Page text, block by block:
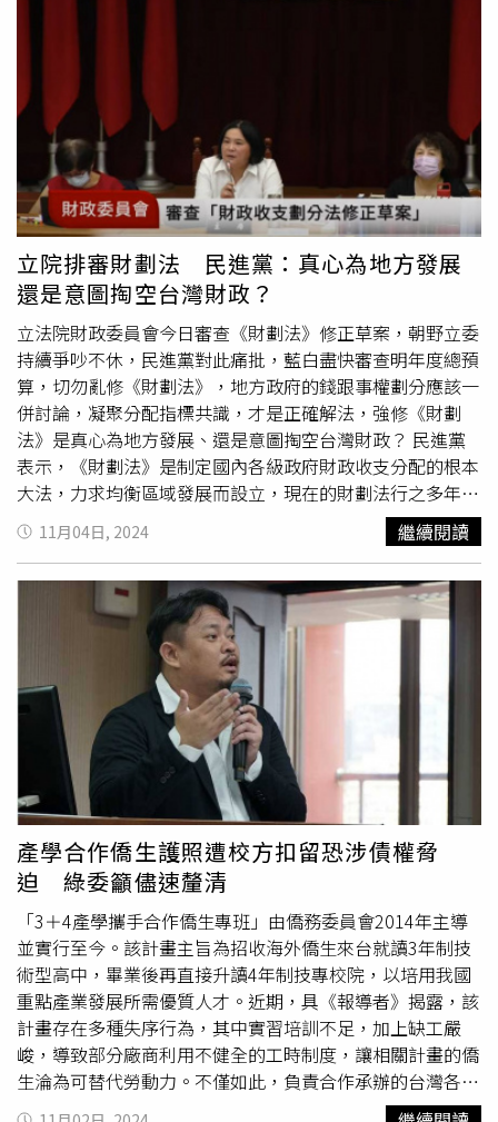
象。例如，新竹市因修法增加了約200多億元預算，與之相
比，台南市僅增加163億元，反映出極大的不公平；新竹縣
市人口約104萬人，但預算增加高達389億元。從東西分配
來看，花蓮縣新增預算161億元，而花蓮的人口、產業結構
與賦稅貢獻度，與台南市相比也顯得格外失衡，對南部民眾
造成極大的相對剝奪感。 澎湖縣長陳光復說，「法律可以
修，但不能越修越惡」，澎湖沒有高速公路、高鐵或火車，
卻擁有67個碼頭與8000平方公里的海域。然而在事權增加
的情況下，澎湖的資源分配竟然少於金門與馬祖，明顯不
公。儘管《財劃法》25年以來未曾修正，澎湖縣政府也支持
修法的必要性，但修法應朝向進步、合理、充分討論的方向
進行，而非草率通過，造成更多不公平的現象。嘉義縣長翁
章梁指出，財政收支劃分法的修法應先釐清事權，再討論財
政分配。此次修法卻本末倒置，先分錢再談事，可能引發中
央與地方權責轉移後的執行困難，影響地方公共服務的穩定
性。他認為，現行分配公式中，營利事業營業額與人口指標
合計占75%，符合人口向北部集中的結構現實，卻忽視均衡
發展目標，反而加劇重北輕南與城鄉差距，尤其在未考慮老
年與身障人口負擔比率的情況下，對高齡與弱勢人口比例高
的縣市如嘉義尤為不公。屏東縣長周春米批評，此次財政劃
分法的計算公式缺乏充分檢討，分配標準顯失公平，對人口
多、工商業發達的北部縣市更加有利，而對土地面積的考量
比例僅佔10%，嚴重忽視南部與偏鄉地區的需求。屏東縣在
此次修法中的增幅表現全國非六都縣市倒數第一，平均每人
所得分配更是倒數第二，對急於追趕發展的屏東縣造成重大
打擊，要求中央與立法機構正視屏東縣的權益與需求。
過的《憲訴法》，以立法凌駕司法，用不合理的門檻，實質
架空憲法法庭的運作，侵害司法獨立，更封殺人民最後保障
和救濟的一絲生機。而《財劃法》不是數字和公式的算計，
是真真切切影響到我們每一個人的生計。他指出，在民進黨
執政後，中央不分顏色，透過統籌稅款及補助款等財源挹注
地方，自103年度的5,486億，大幅成長到114年度達1兆151
億元。地方政府的財政狀況也明顯好轉，像是112年度的收
支賸餘達到648億元，我們從未反對修財劃法，只要求中
央、地方一起參與，讓討論更多元、讓政策更完善。賴清德
指出，立法院修正通過的《財劃法》，中央政府會少數千億
的收入，「那未來，育兒津貼誰來發？私立大學學費補助誰
來補？跨縣市的治水誰來做？跨縣市的捷運誰來蓋？」上述
這些都還要中央來做，必然嚴重排擠國防預算。國軍的作業
維持將無以為繼，國防的整體戰力將深受打擊，危害的是國
家的安全，危害的是2300萬台灣人民的生命安危。賴清德
表示，這幾天，在寒風當中，有許許多多的年輕人站了出
來，這些年輕人手中的燈，是台灣的民主火炬；他們挺身而
出，不是為了求職，而是為了捍衛屬於人民的權利。人民有
權力監督我們不分政黨的每一個人，人民更不應該被訕笑，
不該被譏諷對待。賴清德強調；民進黨立法院黨團已經宣
布，將針對這三項法案窮盡一切的救濟手段；而行政院也表
示，會依照憲法所賦予的權力，守護我們自由民主的憲政體
制，執政團隊會團結一心，守護我們得來不易的民主自由憲
政制度。民主的紛爭，要用更大的民主來解決。未來，希望
我們一起匯聚更大的力量，守護民主台灣。
立院排審財劃法 民進黨：真心為地方發展
還是意圖掏空台灣財政？
立法院財政委員會今日審查《財劃法》修正草案，朝野立委
持續爭吵不休，民進黨對此痛批，藍白盡快審查明年度總預
算，切勿亂修《財劃法》，地方政府的錢跟事權劃分應該一
併討論，凝聚分配指標共識，才是正確解法，強修《財劃
法》是真心為地方發展、還是意圖掏空台灣財政？ 民進黨
表示，《財劃法》是制定國內各級政府財政收支分配的根本
大法，力求均衡區域發展而設立，現在的財劃法行之多年，
雖不完美但就其垂直跟水平分配來說，是目前執行起來最有
把握的模式。民進黨指出，藍白所說的地方財政困境，在民
進黨執政之下，地方政府的財政收支賸餘，過去8年從賸餘
41億元到達賸餘463億元，改善10倍以上，且過去8年，民
進黨執政對地方政府的補助持續增加，包含統籌分配稅款、
一般性補助款及計畫型補助款，明年將補助地方政府達1兆
元以上。民進黨續指，民進黨自2016年重返中央執政後，
規畫一連串有感福利，如育兒津貼、長照補助、租屋與
學費
等，如果藍白版的財劃法通過，中央少了這些預算，對
民眾「加薪減稅增福利」財源就會減少，「藍白根本就是要
搞垮國家！」民進黨批評現在的藍白黨不僅是國會多數，在
地方也是多數縣市執政，卻胡亂喊價，修法要求，在中央已
補助地方1兆元之後再搶走中央財源約4080億，多要的錢用
在哪裡也一直沒有說清楚。民進黨炮轟國民黨，在過去中央
執政時也無法取得地方政府共識來修財劃法，現在卻造謠民
進黨只顧中央不顧地方！目前還有高達52項地方建議指標未
有共識，「藍白亂修財劃法才會造成國家財政混亂」。民進
黨批評藍白一手擋總預算的審查，一手搶中央預算，藍白執
政縣市補助款執行率慘不忍睹，錢要來了不做事，只會撒錢
固樁再喊窮，質疑這就是藍白說的財政紀律？民進黨認為，
問題癥結在於各縣市對於分配指標各執己見，遲遲無法形成
共識。國家財政的餅就這麼大，問題關鍵在於如何均衡分
配、有效執行，民進黨執政這些年來，度過疫情與國際情勢
11月04日, 2024 繼續閱讀
產學合作僑生護照遭校方扣留恐涉債權脅
迫 綠委籲儘速釐清
「3＋4產學攜手合作僑生專班」由僑務委員會2014年主導
並實行至今。該計畫主旨為招收海外僑生來台就讀3年制技
術型高中，畢業後再直接升讀4年制技專校院，以培用我國
重點產業發展所需優質人才。近期，具《報導者》揭露，該
計畫存在多種失序行為，其中實習培訓不足，加上缺工嚴
峻，導致部分廠商利用不健全的工時制度，讓相關計畫的僑
生淪為可替代勞動力。不僅如此，負責合作承辦的台灣各地
私立高職工作人員協助僑生入關事宜後，竟收走僑生護照代